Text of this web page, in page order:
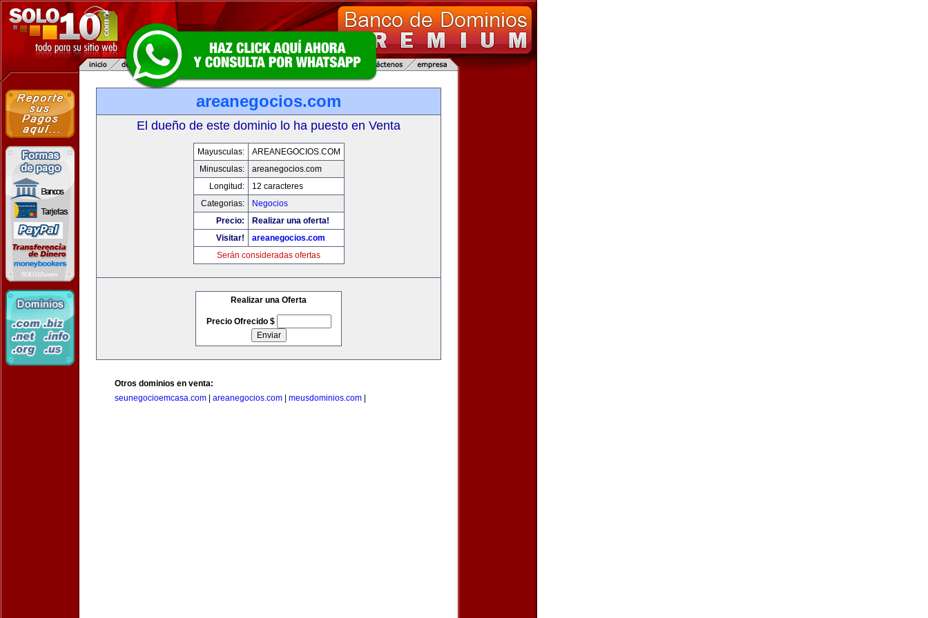
areanegocios.com
El dueño de este dominio lo ha puesto en Venta
Mayusculas:
AREANEGOCIOS.COM
Minusculas:
areanegocios.com
Longitud:
12 caracteres
Categorias:
Negocios
Precio:
Realizar una oferta!
Visitar!
areanegocios.com
Serán consideradas ofertas
Realizar una Oferta
Precio Ofrecido $
Otros dominios en venta:
seunegocioemcasa.com
areanegocios.com meusdominios.com